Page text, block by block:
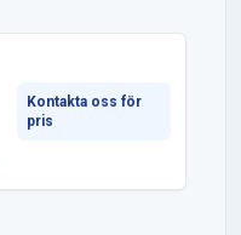
Kontakta oss för
pris